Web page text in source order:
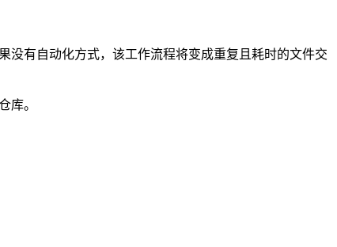
没有自动化方式，该工作流程将变成重复且耗时的文件交
库。